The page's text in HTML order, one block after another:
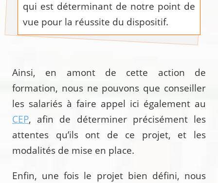
qui est déterminant de notre point de
vue pour la réussite du dispositif.
Ainsi, en amont de cette action de
formation, nous ne pouvons que conseiller
les salariés à faire appel ici également au
CEP, afin de déterminer précisément les
attentes qu’ils ont de ce projet, et les
modalités de mise en place.
Enfin, une fois le projet bien défini, nous